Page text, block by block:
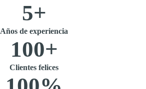
Años de experiencia
5+
Clientes felices
100+